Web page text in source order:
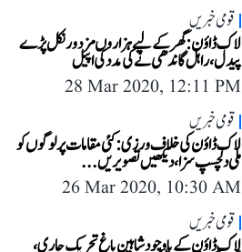
قومی خبریں
لاک ڈاؤن: گھر کے لیے ہزاروں مزدور نکل پڑے
پیدل، راہل گاندھی نے کی مدد کی اپیل
28 Mar 2020, 12:11 PM
قومی خبریں
لاک ڈاؤن کی خلاف ورزی: کئی مقامات پر لوگوں کو
ملی دلچسپ سزا، دیکھیں تصویریں...
26 Mar 2020, 10:30 AM
قومی خبریں
لاک ڈاؤن کے باوجود شاہین باغ تحریک جاری،